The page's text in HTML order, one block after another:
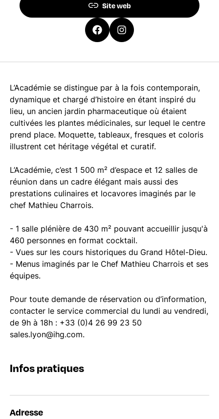
Site web
L’Académie se distingue par à la fois contemporain,
dynamique et chargé d’histoire en étant inspiré du
lieu, un ancien jardin pharmaceutique où étaient
cultivées les plantes médicinales, sur lequel le centre
prend place. Moquette, tableaux, fresques et coloris
illustrent cet héritage végétal et curatif.
L’Académie, c’est 1 500 m² d’espace et 12 salles de
réunion dans un cadre élégant mais aussi des
prestations culinaires et locavores imaginés par le
chef Mathieu Charrois.
- 1 salle plénière de 430 m² pouvant accueillir jusqu'à
460 personnes en format cocktail.
- Vues sur les cours historiques du Grand Hôtel-Dieu.
- Menus imaginés par le Chef Mathieu Charrois et ses
équipes.
Pour toute demande de réservation ou d’information,
contacter le service commercial du lundi au vendredi,
de 9h à 18h : +33 (0)4 26 99 23 50
sales.lyon@ihg.com.
Infos pratiques
Adresse